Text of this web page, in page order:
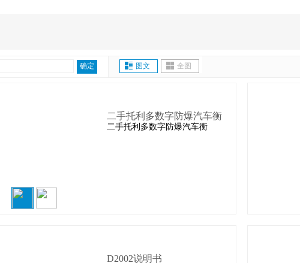
确定 图文 全图
二手托利多数字防爆汽车衡
二手托利多数字防爆汽车衡
D2002说明书